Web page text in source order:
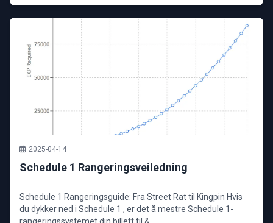
2025-04-14
Schedule 1 Rangeringsveiledning
Schedule 1 Rangeringsguide: Fra Street Rat til Kingpin Hvis
du dykker ned i Schedule 1 , er det å mestre Schedule 1-